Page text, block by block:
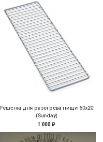
Решетка для разогрева пищи 60х20
(Sunday)
1 000 ₽